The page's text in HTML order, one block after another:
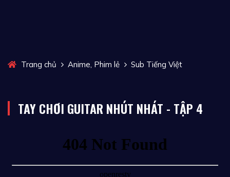
Trang chủ Anime, Phim lẻ Sub Tiếng Việt
TAY CHƠI GUITAR NHÚT NHÁT - TẬP 4